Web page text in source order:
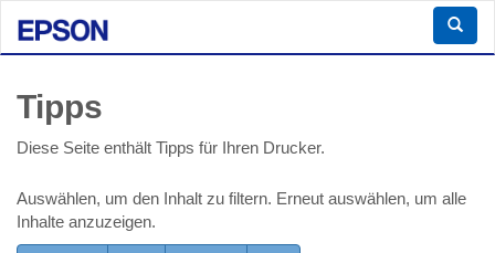
Tipps
Diese Seite enthält Tipps für Ihren Drucker.
Auswählen, um den Inhalt zu filtern. Erneut auswählen, um alle
Inhalte anzuzeigen.